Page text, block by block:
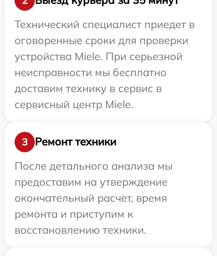
Технический специалист приедет в
оговоренные сроки для проверки
устройства Miele. При серьезной
неисправности мы бесплатно
доставим технику в сервис в
сервисный центр Miele.
3
Ремонт техники
После детального анализа мы
предоставим на утверждение
окончательный расчет, время
ремонта и приступим к
восстановлению техники.